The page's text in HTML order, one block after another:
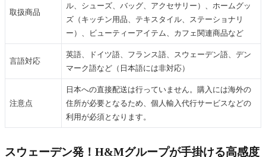
取扱商品
ル、シューズ、バッグ、アクセサリー）、ホームグッ
ズ（キッチン用品、テキスタイル、ステーショナリ
ー）、ビューティーアイテム、カフェ関連商品など
言語対応
英語、ドイツ語、フランス語、スウェーデン語、デン
マーク語など（日本語には非対応）
注意点
日本への直接配送は行っていません。購入には海外の
住所が必要となるため、個人輸入代行サービスなどの
利用が必須となります。
スウェーデン発！H&Mグループが手掛ける高感度